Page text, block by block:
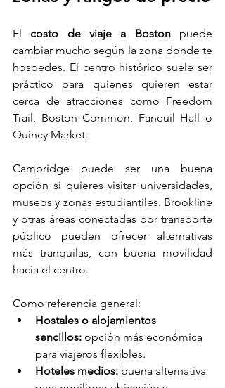
El costo de viaje a Boston puede
cambiar mucho según la zona donde te
hospedes. El centro histórico suele ser
práctico para quienes quieren estar
cerca de atracciones como Freedom
Trail, Boston Common, Faneuil Hall o
Quincy Market.
Cambridge puede ser una buena
opción si quieres visitar universidades,
museos y zonas estudiantiles. Brookline
y otras áreas conectadas por transporte
público pueden ofrecer alternativas
más tranquilas, con buena movilidad
hacia el centro.
Como referencia general:
Hostales o alojamientos
sencillos: opción más económica
para viajeros flexibles.
Hoteles medios: buena alternativa